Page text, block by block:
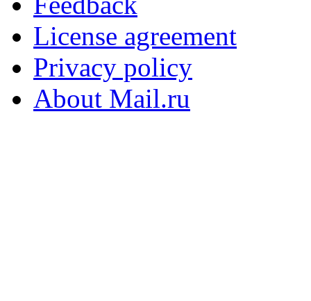
License agreement
Privacy policy
About Mail.ru